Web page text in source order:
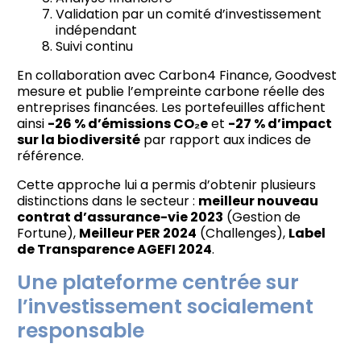
Validation par un comité d’investissement
indépendant
Suivi continu
En collaboration avec Carbon4 Finance, Goodvest
mesure et publie l’empreinte carbone réelle des
entreprises financées. Les portefeuilles affichent
ainsi -26 % d’émissions CO₂eet -27 % d’impact
sur la biodiversité par rapport aux indices de
référence.
Cette approche lui a permis d’obtenir plusieurs
distinctions dans le secteur : meilleur nouveau
contrat d’assurance-vie 2023 (Gestion de
Fortune), Meilleur PER 2024 (Challenges), Label
de Transparence AGEFI 2024.
Une plateforme centrée sur
l’investissement socialement
responsable